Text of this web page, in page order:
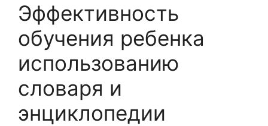
Эффективность
обучения ребенка
использованию
словаря и
энциклопедии